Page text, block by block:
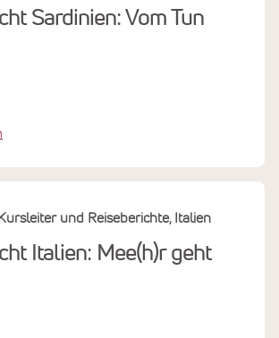
Sardinien: Vom Tun
Italien: Mee(h)r geht
Kursleiter und Reiseberichte Italien